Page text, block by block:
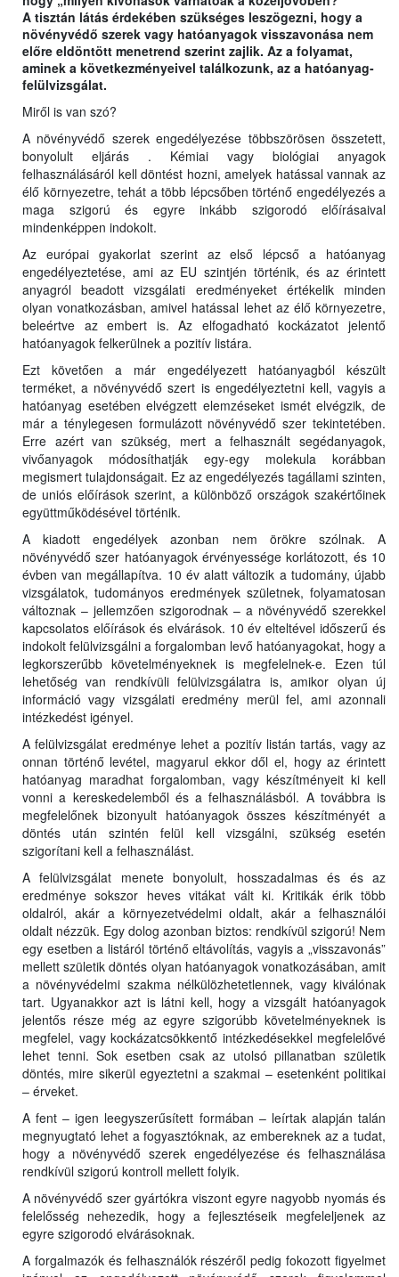
A tisztán látás érdekében szükséges leszögezni, hogy a
növényvédő szerek vagy hatóanyagok visszavonása nem
előre eldöntött menetrend szerint zajlik. Az a folyamat,
aminek a következményeivel találkozunk, az a hatóanyag-
felülvizsgálat.
Miről is van szó?
A növényvédő szerek engedélyezése többszörösen összetett,
bonyolult eljárás . Kémiai vagy biológiai anyagok
felhasználásáról kell döntést hozni, amelyek hatással vannak az
élő környezetre, tehát a több lépcsőben történő engedélyezés a
maga szigorú és egyre inkább szigorodó előírásaival
mindenképpen indokolt.
Az európai gyakorlat szerint az első lépcső a hatóanyag
engedélyeztetése, ami az EU szintjén történik, és az érintett
anyagról beadott vizsgálati eredményeket értékelik minden
olyan vonatkozásban, amivel hatással lehet az élő környezetre,
beleértve az embert is. Az elfogadható kockázatot jelentő
hatóanyagok felkerülnek a pozitív listára.
Ezt követően a már engedélyezett hatóanyagból készült
terméket, a növényvédő szert is engedélyeztetni kell, vagyis a
hatóanyag esetében elvégzett elemzéseket ismét elvégzik, de
már a ténylegesen formulázott növényvédő szer tekintetében.
Erre azért van szükség, mert a felhasznált segédanyagok,
vivőanyagok módosíthatják egy-egy molekula korábban
megismert tulajdonságait. Ez az engedélyezés tagállami szinten,
de uniós előírások szerint, a különböző országok szakértőinek
együttműködésével történik.
A kiadott engedélyek azonban nem örökre szólnak. A
növényvédő szer hatóanyagok érvényessége korlátozott, és 10
évben van megállapítva. 10 év alatt változik a tudomány, újabb
vizsgálatok, tudományos eredmények születnek, folyamatosan
változnak – jellemzően szigorodnak – a növényvédő szerekkel
kapcsolatos előírások és elvárások. 10 év elteltével időszerű és
indokolt felülvizsgálni a forgalomban levő hatóanyagokat, hogy a
legkorszerűbb követelményeknek is megfelelnek-e. Ezen túl
lehetőség van rendkívüli felülvizsgálatra is, amikor olyan új
információ vagy vizsgálati eredmény merül fel, ami azonnali
intézkedést igényel.
A felülvizsgálat eredménye lehet a pozitív listán tartás, vagy az
onnan történő levétel, magyarul ekkor dől el, hogy az érintett
hatóanyag maradhat forgalomban, vagy készítményeit ki kell
vonni a kereskedelemből és a felhasználásból. A továbbra is
megfelelőnek bizonyult hatóanyagok összes készítményét a
döntés után szintén felül kell vizsgálni, szükség esetén
szigorítani kell a felhasználást.
A felülvizsgálat menete bonyolult, hosszadalmas és és az
eredménye sokszor heves vitákat vált ki. Kritikák érik több
oldalról, akár a környezetvédelmi oldalt, akár a felhasználói
oldalt nézzük. Egy dolog azonban biztos: rendkívül szigorú! Nem
egy esetben a listáról történő eltávolítás, vagyis a „visszavonás”
mellett születik döntés olyan hatóanyagok vonatkozásában, amit
a növényvédelmi szakma nélkülözhetetlennek, vagy kiválónak
tart. Ugyanakkor azt is látni kell, hogy a vizsgált hatóanyagok
jelentős része még az egyre szigorúbb követelményeknek is
megfelel, vagy kockázatcsökkentő intézkedésekkel megfelelővé
lehet tenni. Sok esetben csak az utolsó pillanatban születik
döntés, mire sikerül egyeztetni a szakmai – esetenként politikai
– érveket.
A fent – igen leegyszerűsített formában – leírtak alapján talán
megnyugtató lehet a fogyasztóknak, az embereknek az a tudat,
hogy a növényvédő szerek engedélyezése és felhasználása
rendkívül szigorú kontroll mellett folyik.
A növényvédő szer gyártókra viszont egyre nagyobb nyomás és
felelősség nehezedik, hogy a fejlesztéseik megfeleljenek az
egyre szigorodó elvárásoknak.
A forgalmazók és felhasználók részéről pedig fokozott figyelmet